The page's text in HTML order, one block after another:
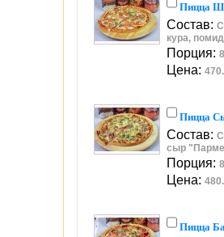
Пицца
Состав:
кура,
Порция:
Цена:
Пицца
Состав:
сыр
Порция:
Цена:
Пицца